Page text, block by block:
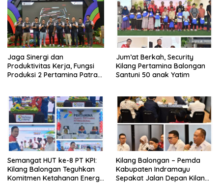
Jaga Sinergi dan
Produktivitas Kerja, Fungsi
Produksi 2 Pertamina Patra
Jum’at Berkah, Security
Kilang Pertamina Balongan
Santuni 50 anak Yatim
Semangat HUT ke-8 PT KPI:
Kilang Balongan Teguhkan
Komitmen Ketahanan Energi
Kilang Balongan – Pemda
Kabupaten Indramayu
Sepakat Jalan Depan Kilang